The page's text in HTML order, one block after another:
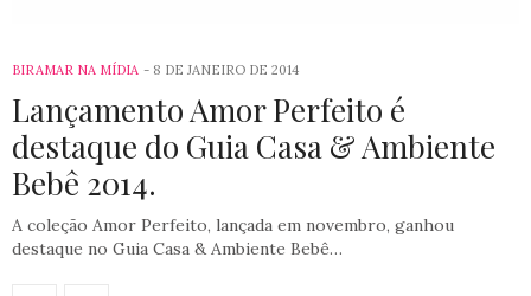
BIRAMAR NA MÍDIA 8 DE JANEIRO DE 2014
Lançamento Amor Perfeito é
destaque do Guia Casa & Ambiente
Bebê 2014.
A coleção Amor Perfeito, lançada em novembro, ganhou
destaque no Guia Casa & Ambiente Bebê…